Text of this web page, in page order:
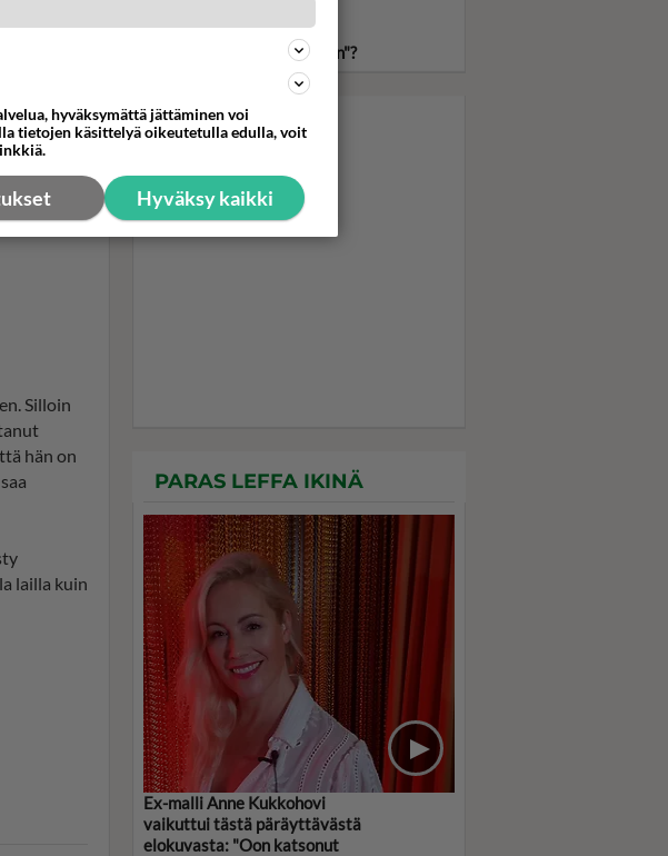
Silloin
hän on
lailla kuin
"Eihän sitä muuten
ylikomisarioksi pääsisikään"?
PARAS LEFFA IKINÄ
Ex-malli Anne Kukkohovi
vaikuttui tästä päräyttävästä
elokuvasta: "Oon katsonut
hyväksymättä jättäminen voi
tietojen käsittelyä oikeutetulla edulla, voit
Hyväksy kaikki